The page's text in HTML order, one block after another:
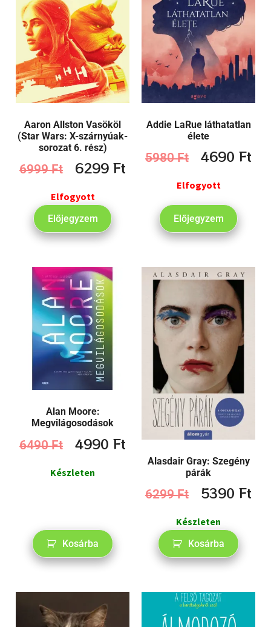
Aaron Allston Vasököl
(Star Wars: X-szárnyúak-
sorozat 6. rész)
6999Ft 6299 Ft
Elfogyott
Előjegyzem
Addie LaRue láthatatlan
élete
5980Ft 4690 Ft
Elfogyott
Előjegyzem
Alan Moore:
Megvilágosodások
6490Ft 4990 Ft
Készleten
Kosárba
Alasdair Gray: Szegény
párák
6299Ft 5390 Ft
Készleten
Kosárba